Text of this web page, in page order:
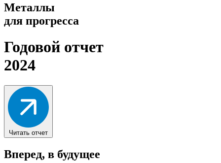
Металлы
для прогресса
Годовой отчет
2024
Читать отчет
Вперед, в будущее